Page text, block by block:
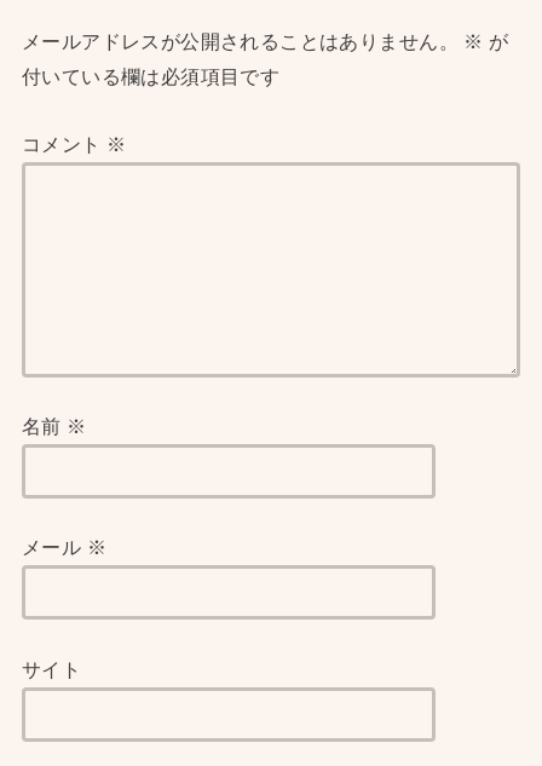
メールアドレスが公開されることはありません。 ※ が
付いている欄は必須項目です
コメント ※
名前 ※
メール ※
サイト